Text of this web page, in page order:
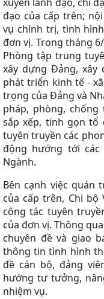
xuyên lãnh đạo, chỉ
đạo của cấp trên;
vụ chính trị, tình
đơn vị. Trong tháng
Phòng tập trung
xây dựng Đảng,
phát triển kinh tế -
trọng của Đảng và
pháp, phòng,
sắp xếp, tinh gọn tổ
tuyên truyền các
động hướng tới
Ngành.
Bên cạnh việc quán
của cấp trên, Chi bộ
công tác tuyên
của đơn vị. Thông
chuyên đề và giao
thông tin tình hình
đề cán bộ, đảng
hướng tư tưởng,
nhiệm vụ.